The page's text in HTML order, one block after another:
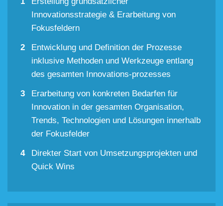
Innovationsstrategie & Erarbeitung von
Fokusfeldern
Entwicklung und Definition der Prozesse
inklusive Methoden und Werkzeuge entlang
des gesamten Innovations-prozesses
Erarbeitung von konkreten Bedarfen für
Innovation in der gesamten Organisation,
Trends, Technologien und Lösungen innerhalb
der Fokusfelder
Direkter Start von Umsetzungsprojekten und
Quick Wins